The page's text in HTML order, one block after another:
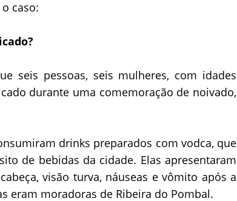
caso:
seis pessoas, seis mulheres, com idades
durante uma comemoração de noivado,
drinks preparados com vodca, que
de bebidas da cidade. Elas apresentaram
visão turva, náuseas e vômito após a
eram moradoras de Ribeira do Pombal.